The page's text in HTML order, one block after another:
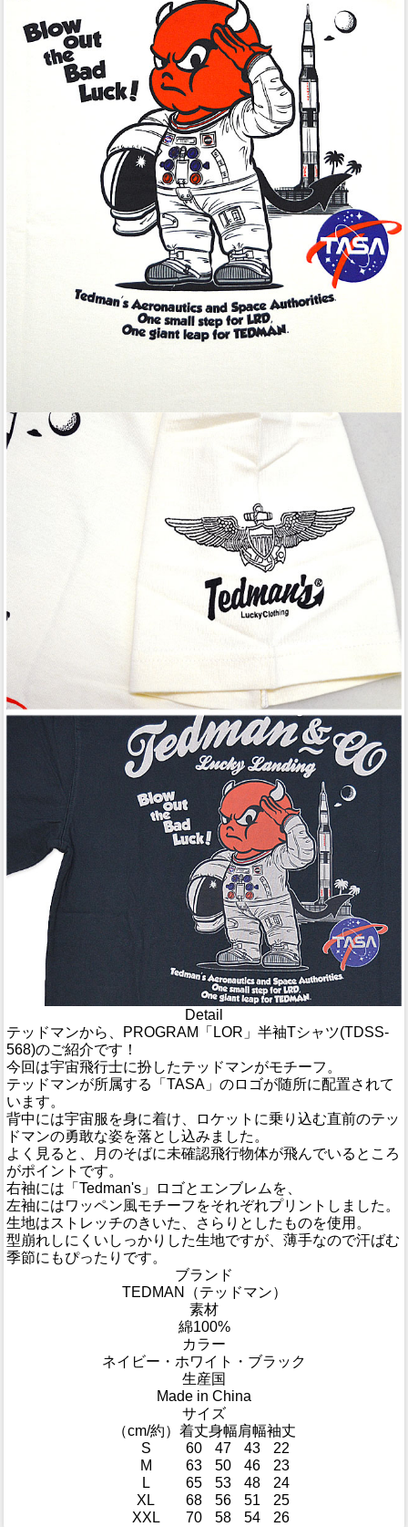
Detail
テッドマンから、PROGRAM「LOR」半袖Tシャツ(TDSS-
568)のご紹介です！
今回は宇宙飛行士に扮したテッドマンがモチーフ。
テッドマンが所属する「TASA」のロゴが随所に配置されて
います。
背中には宇宙服を身に着け、ロケットに乗り込む直前のテッ
ドマンの勇敢な姿を落とし込みました。
よく見ると、月のそばに未確認飛行物体が飛んでいるところ
がポイントです。
右袖には「Tedman's」ロゴとエンブレムを、
左袖にはワッペン風モチーフをそれぞれプリントしました。
生地はストレッチのきいた、さらりとしたものを使用。
型崩れしにくいしっかりした生地ですが、薄手なので汗ばむ
季節にもぴったりです。
ブランド
TEDMAN（テッドマン）
素材
綿100%
カラー
ネイビー・ホワイト・ブラック
生産国
Made in China
サイズ
（cm/約） 着丈身幅肩幅袖丈
S
60 47 43
22
M
63 50 46
23
L
65 53 48
24
XL
68 56 51
25
XXL
70 58 54 26